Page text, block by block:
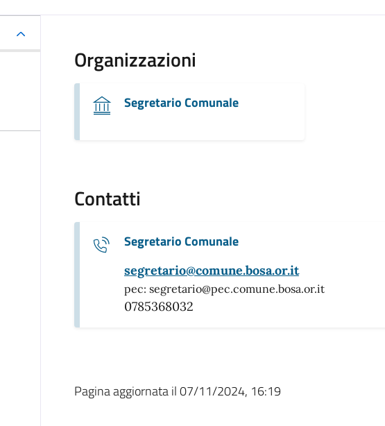
Organizzazioni
Segretario Comunale
Contatti
Segretario Comunale
segretario@comune.bosa.or.it
pec: segretario@pec.comune.bosa.or.it
0785368032
Pagina aggiornata il 07/11/2024, 16:19